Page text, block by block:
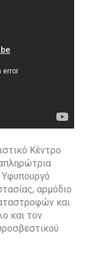
Κέντρο
Υφυπουργό
αρμόδιο
και
και τον